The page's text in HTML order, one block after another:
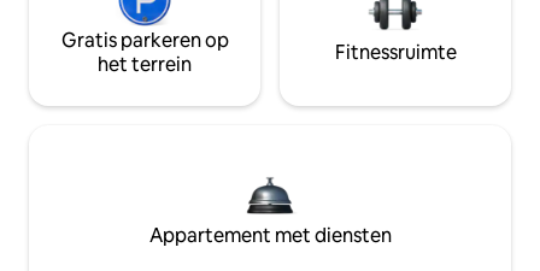
Gratis parkeren op
het terrein
Fitnessruimte
Appartement met diensten